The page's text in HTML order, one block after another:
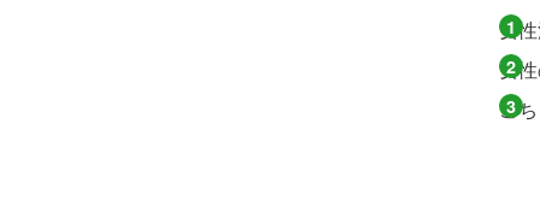
女
女
こ